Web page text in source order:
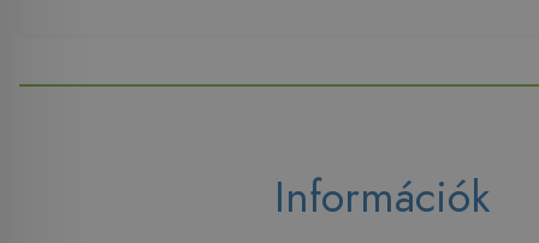
Információk